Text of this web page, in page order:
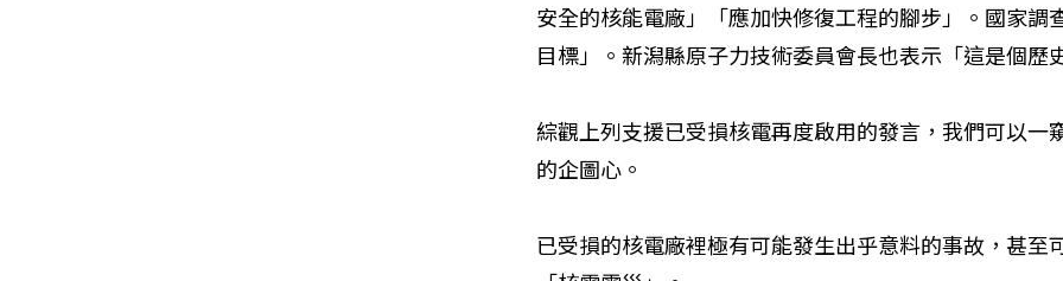
安全的核能電廠」「應加快修復工程的腳步」。國家調
目標」。新潟縣原子力技術委員會長也表示「這是個歷
綜觀上列支援已受損核電再度啟用的發言，我們可以一
的企圖心。
已受損的核電廠裡極有可能發生出乎意料的事故，甚至